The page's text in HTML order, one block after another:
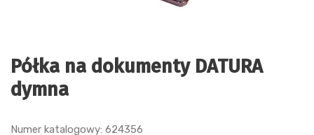
Półka na dokumenty DATURA
dymna
Numer katalogowy: 624356